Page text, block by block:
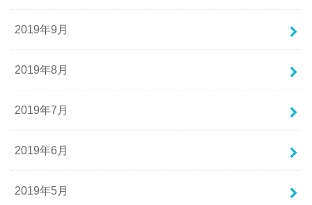
2019年9月
2019年8月
2019年7月
2019年6月
2019年5月